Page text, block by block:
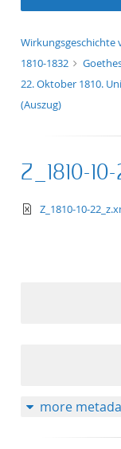
Wirkungsgeschichte
1810-1832
22. Oktober 1810.
(Auszug)
Z_1810-
text/xml
Z_1810-10-
more